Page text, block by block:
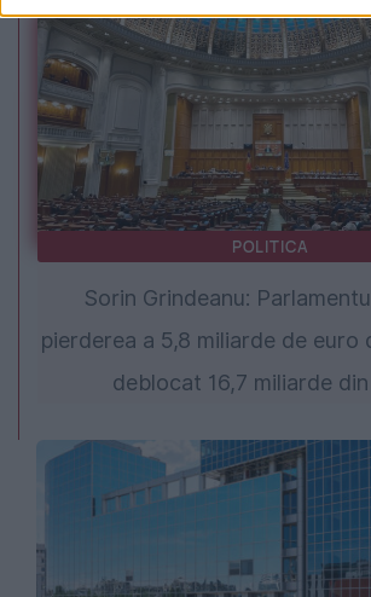
POLITICA
Sorin Grindeanu:
pierderea a 5,8 miliarde de euro
deblocat 16,7 miliarde din